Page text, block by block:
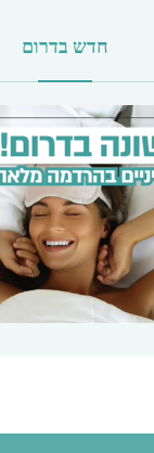
חדש בדרום